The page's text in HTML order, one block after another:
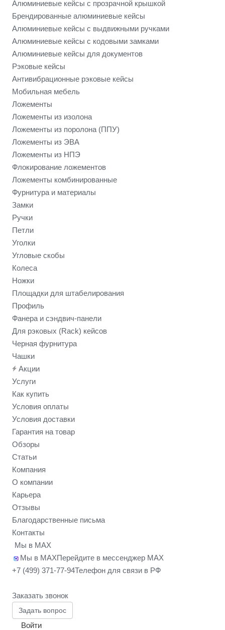
Алюминиевые кейсы с прозрачной крышкой
Брендированные алюминиевые кейсы
Алюминиевые кейсы с выдвижными ручками
Алюминиевые кейсы с кодовыми замками
Алюминиевые кейсы для документов
Рэковые кейсы
Антивибрационные рэковые кейсы
Мобильная мебель
Ложементы
Ложементы из изолона
Ложементы из поролона (ППУ)
Ложементы из ЭВА
Ложементы из НПЭ
Флокирование ложементов
Ложементы комбинированные
Фурнитура и материалы
Замки
Ручки
Петли
Уголки
Угловые скобы
Колеса
Ножки
Площадки для штабелирования
Профиль
Фанера и сэндвич-панели
Для рэковых (Rack) кейсов
Черная фурнитура
Чашки
Акции
Услуги
Как купить
Условия оплаты
Условия доставки
Гарантия на товар
Обзоры
Статьи
Компания
О компании
Карьера
Отзывы
Благодарственные письма
Контакты
Мы в MAX
Мы в MAXПерейдите в мессенджер MAX
+7 (499) 371-77-94Телефон для связи в РФ
Заказать звонок
Задать вопрос
Войти